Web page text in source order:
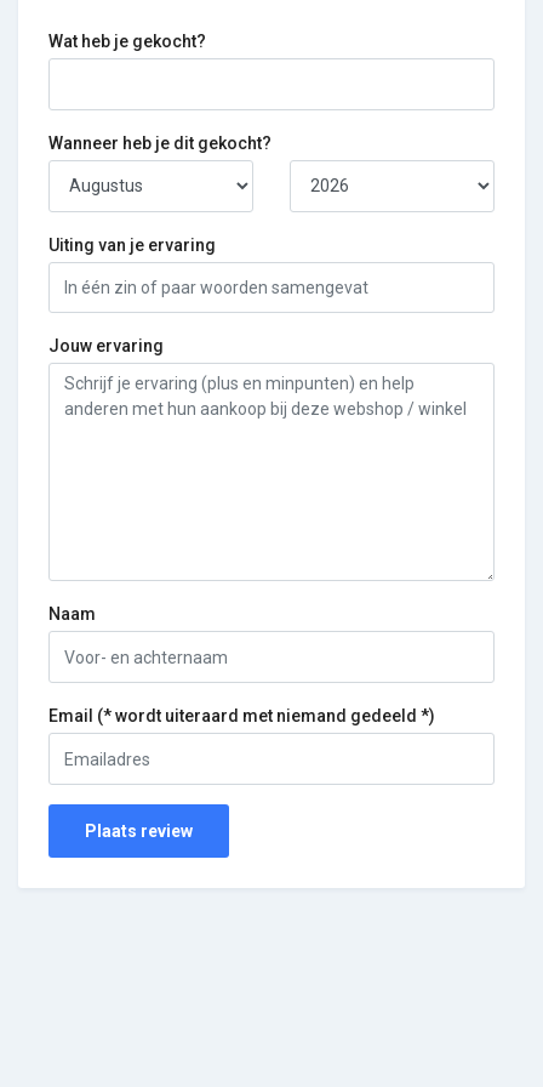
Wat heb je gekocht?
Wanneer heb je dit gekocht?
Uiting van je ervaring
Jouw ervaring
Naam
Email (* wordt uiteraard met niemand gedeeld *)
Plaats review